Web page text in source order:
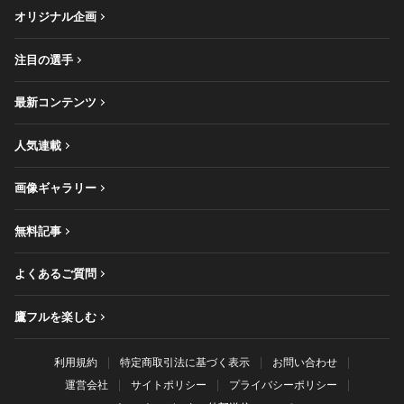
オリジナル企画
注目の選手
最新コンテンツ
人気連載
画像ギャラリー
無料記事
よくあるご質問
鷹フルを楽しむ
利用規約 特定商取引法に基づく表示
お問い合わせ
運営会社
サイトポリシー
プライバシーポリシー